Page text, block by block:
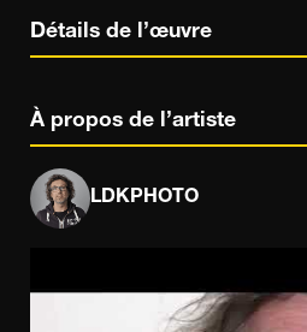
Détails de l’œuvre
À propos de l’artiste
LDKPHOTO